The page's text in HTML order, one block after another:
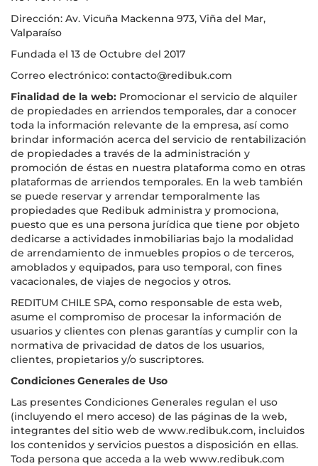
Dirección: Av. Vicuña Mackenna 973, Viña del Mar,
Valparaíso
Fundada el 13 de Octubre del 2017
Correo electrónico: contacto@redibuk.com
Finalidad de la web: Promocionar el servicio de alquiler
de propiedades en arriendos temporales, dar a conocer
toda la información relevante de la empresa, así como
brindar información acerca del servicio de rentabilización
de propiedades a través de la administración y
promoción de éstas en nuestra plataforma como en otras
plataformas de arriendos temporales. En la web también
se puede reservar y arrendar temporalmente las
propiedades que Redibuk administra y promociona,
puesto que es una persona jurídica que tiene por objeto
dedicarse a actividades inmobiliarias bajo la modalidad
de arrendamiento de inmuebles propios o de terceros,
amoblados y equipados, para uso temporal, con fines
vacacionales, de viajes de negocios y otros.
REDITUM CHILE SPA, como responsable de esta web,
asume el compromiso de procesar la información de
usuarios y clientes con plenas garantías y cumplir con la
normativa de privacidad de datos de los usuarios,
clientes, propietarios y/o suscriptores.
Condiciones Generales de Uso
Las presentes Condiciones Generales regulan el uso
(incluyendo el mero acceso) de las páginas de la web,
integrantes del sitio web de www.redibuk.com, incluidos
los contenidos y servicios puestos a disposición en ellas.
Toda persona que acceda a la web www.redibuk.com